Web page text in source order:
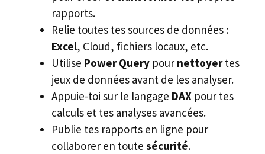
rapports.
Relie toutes tes sources de données :
Excel, Cloud, fichiers locaux, etc.
Utilise Power Query pour nettoyertes
jeux de données avant de les analyser.
Appuie-toi sur le langage DAX pour tes
calculs et tes analyses avancées.
Publie tes rapports en ligne pour
collaborer en toute sécurité.